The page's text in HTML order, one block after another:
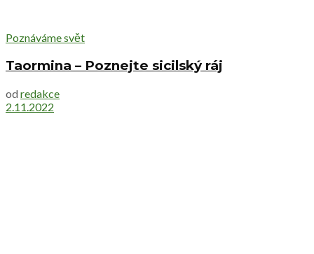
Poznáváme svět
Taormina – Poznejte sicilský ráj
od redakce
2.11.2022